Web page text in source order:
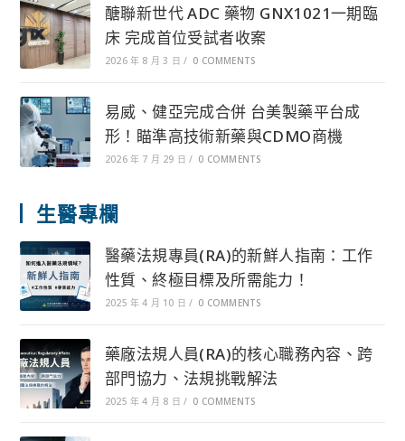
醣聯新世代 ADC 藥物 GNX1021一期臨
床 完成首位受試者收案
2026 年 8 月 3 日 / 0 COMMENTS
易威、健亞完成合併 台美製藥平台成
形！瞄準高技術新藥與CDMO商機
2026 年 7 月 29 日 / 0 COMMENTS
生醫專欄
醫藥法規專員(RA)的新鮮人指南：工作
性質、終極目標及所需能力！
2025 年 4 月 10 日 / 0 COMMENTS
藥廠法規人員(RA)的核心職務內容、跨
部門協力、法規挑戰解法
2025 年 4 月 8 日 / 0 COMMENTS